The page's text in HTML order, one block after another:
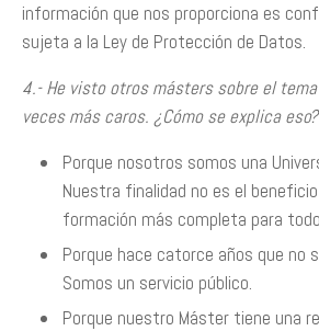
información que nos proporciona es
sujeta a la Ley de Protección de Datos.
4.- He visto otros másters sobre el
veces más caros. ¿Cómo se explica eso?
Porque nosotros somos una
Nuestra finalidad no es el
formación más completa para
Porque hace catorce años que no
Somos un servicio público.
Porque nuestro Máster tiene una